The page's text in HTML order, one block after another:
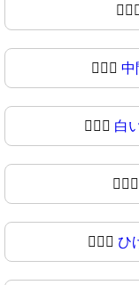
🧔🏽‍♂️ 中
🧔🏽‍♂ 白
🧔🏾‍♂️
🧔🏾‍♂ ひ